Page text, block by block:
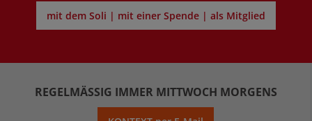
mit dem Soli | mit einer Spende | als Mitglied
REGELMÄSSIG IMMER MITTWOCH MORGENS